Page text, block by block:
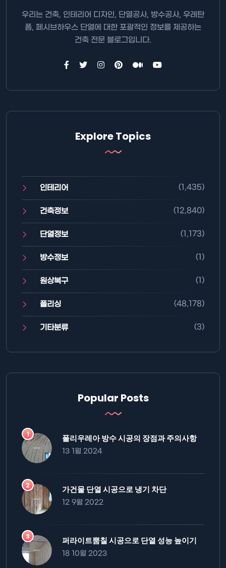
우리는 건축, 인테리어 디자인, 단열공사, 방수공사, 우레탄
폼, 페시브하우스 단열에 대한 포괄적인 정보를 제공하는
건축 전문 블로그입니다.
Explore Topics
인테리어 (1,435)
건축정보 (12,840)
단열정보 (1,173)
방수정보 (1)
원상복구 (1)
폴리싱 (48,178)
기타분류 (3)
Popular Posts
폴리우레아 방수 시공의 장점과 주의사항
13 1월 2024
가건물 단열 시공으로 냉기 차단
12 9월 2022
퍼라이트뿜칠 시공으로 단열 성능 높이기
18 10월 2023